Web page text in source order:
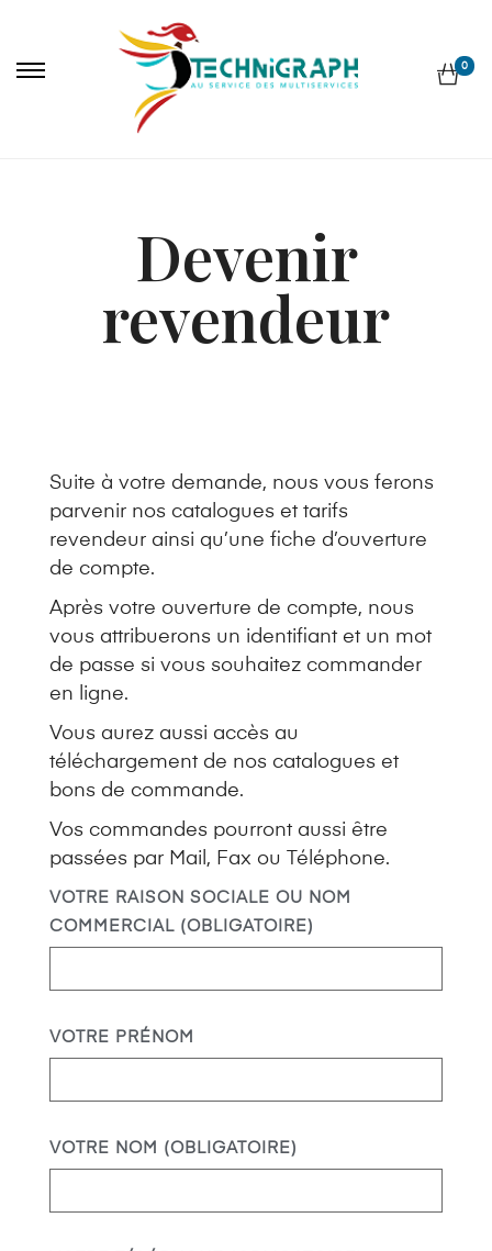
0
Devenir
revendeur
Suite à votre demande, nous vous ferons
parvenir nos catalogues et tarifs
revendeur ainsi qu’une fiche d’ouverture
de compte.
Après votre ouverture de compte, nous
vous attribuerons un identifiant et un mot
de passe si vous souhaitez commander
en ligne.
Vous aurez aussi accès au
téléchargement de nos catalogues et
bons de commande.
Vos commandes pourront aussi être
passées par Mail, Fax ou Téléphone.
VOTRE RAISON SOCIALE OU NOM
COMMERCIAL (OBLIGATOIRE)
VOTRE PRÉNOM
VOTRE NOM (OBLIGATOIRE)